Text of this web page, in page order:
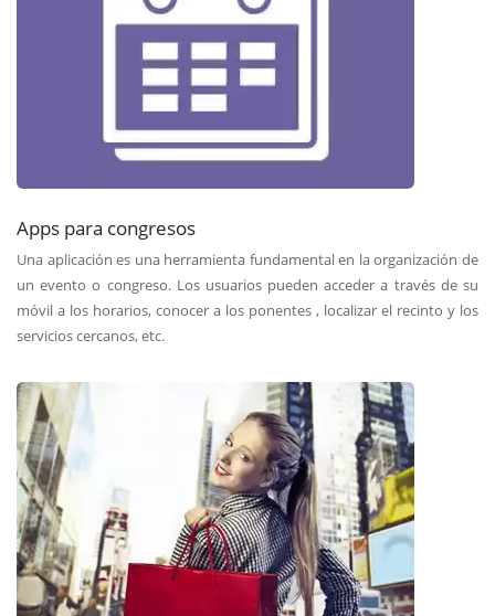
Apps para congresos
Una aplicación es una herramienta fundamental en la organización de
un evento o congreso. Los usuarios pueden acceder a través de su
móvil a los horarios, conocer a los ponentes , localizar el recinto y los
servicios cercanos, etc.